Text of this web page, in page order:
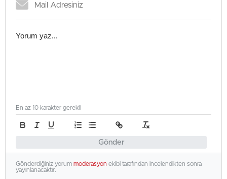
Gönder
En az 10 karakter gerekli
Gönderdiğiniz yorum moderasyon ekibi tarafından incelendikten sonra
yayınlanacaktır.